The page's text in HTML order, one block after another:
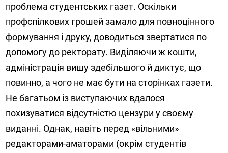
проблема студентських газет. Оскільки
профспілкових грошей замало для повноцінного
формування і друку, доводиться звертатися по
допомогу до ректорату. Виділяючи ж кошти,
адміністрація вишу здебільшого й диктує, що
повинно, а чого не має бути на сторінках газети.
Не багатьом із виступаючих вдалося
похизуватися відсутністю цензури у своєму
виданні. Однак, навіть перед «вільними»
редакторами-аматорами (окрім студентів